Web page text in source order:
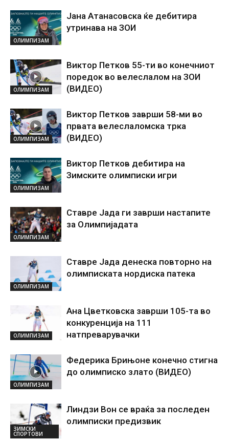
ОЛИМПИЗАМ
Јана Aтанасовска ќе дебитира
утринава на ЗОИ
ОЛИМПИЗАМ
Виктор Петков 55-ти во конечниот
поредок во велеслалом на ЗОИ
(ВИДЕО)
ОЛИМПИЗАМ
Виктор Петков заврши 58-ми во
првата велеслаломска трка
(ВИДЕО)
ОЛИМПИЗАМ
Виктор Петков дебитира на
Зимските олимписки игри
ОЛИМПИЗАМ
Ставре Јада ги заврши настапите
за Олимпијадата
ОЛИМПИЗАМ
Ставре Јада денеска повторно на
олимписката нордиска патека
ОЛИМПИЗАМ
Ана Цветковска заврши 105-та во
конкуренција на 111
натпреварувачки
ОЛИМПИЗАМ
Федерика Брињоне конечно стигна
до олимписко злато (ВИДЕО)
ЗИМСКИ
СПОРТОВИ
Линдзи Вон се враќа за последен
олимписки предизвик